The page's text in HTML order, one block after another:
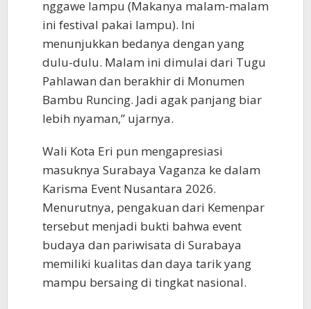
nggawe lampu (Makanya malam-malam
ini festival pakai lampu). Ini
menunjukkan bedanya dengan yang
dulu-dulu. Malam ini dimulai dari Tugu
Pahlawan dan berakhir di Monumen
Bambu Runcing. Jadi agak panjang biar
lebih nyaman,” ujarnya.
Wali Kota Eri pun mengapresiasi
masuknya Surabaya Vaganza ke dalam
Karisma Event Nusantara 2026.
Menurutnya, pengakuan dari Kemenpar
tersebut menjadi bukti bahwa event
budaya dan pariwisata di Surabaya
memiliki kualitas dan daya tarik yang
mampu bersaing di tingkat nasional.